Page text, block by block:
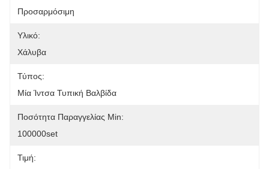
Προσαρμόσιμη
Υλικό:
Χάλυβα
Τύπος:
Μία Ίντσα Τυπική Βαλβίδα
Ποσότητα Παραγγελίας Min:
100000set
Τιμή: